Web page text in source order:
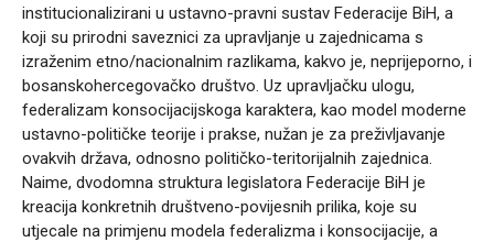
institucionalizirani u ustavno-pravni sustav Federacije BiH, a
koji su prirodni saveznici za upravljanje u zajednicama s
izraženim etno/nacionalnim razlikama, kakvo je, neprijeporno, i
bosanskohercegovačko društvo. Uz upravljačku ulogu,
federalizam konsocijacijskoga karaktera, kao model moderne
ustavno-političke teorije i prakse, nužan je za preživljavanje
ovakvih država, odnosno političko-teritorijalnih zajednica.
Naime, dvodomna struktura legislatora Federacije BiH je
kreacija konkretnih društveno-povijesnih prilika, koje su
utjecale na primjenu modela federalizma i konsocijacije, a